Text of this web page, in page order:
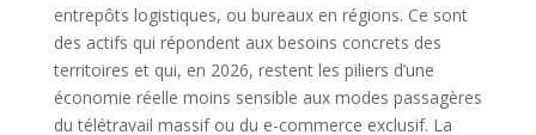
entrepôts logistiques, ou bureaux en régions. Ce sont
des actifs qui répondent aux besoins concrets des
territoires et qui, en 2026, restent les piliers d’une
économie réelle moins sensible aux modes passagères
du télétravail massif ou du e-commerce exclusif. La